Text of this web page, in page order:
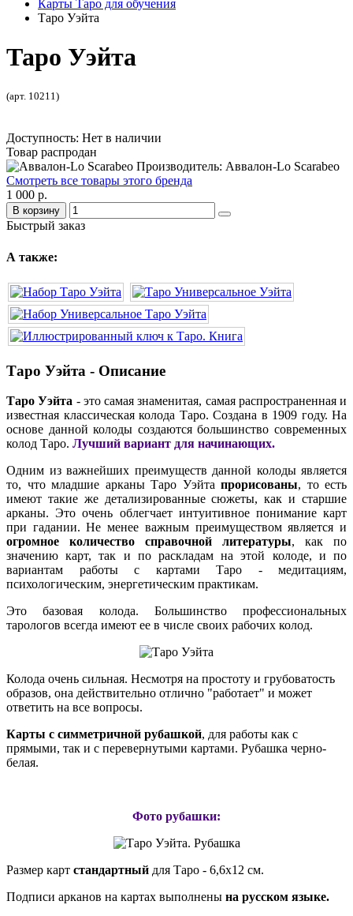
Карты Таро для обучения
Таро Уэйта
Таро Уэйта
(арт. 10211)
Доступность: Нет в наличии
Товар распродан
Производитель: Аввалон-Lo Scarabeo
Смотреть все товары этого бренда
1 000 р.
В корзину
Быстрый заказ
А также:
Таро Уэйта - Описание
Таро Уэйта - это самая знаменитая, самая распространенная и
известная классическая колода Таро. Создана в 1909 году. На
основе данной колоды создаются большинство современных
колод Таро. Лучший вариант для начинающих.
Одним из важнейших преимуществ данной колоды является
то, что младшие арканы Таро Уэйта прорисованы, то есть
имеют такие же детализированные сюжеты, как и старшие
арканы. Это очень облегчает интуитивное понимание карт
при гадании. Не менее важным преимуществом является и
огромное количество справочной литературы, как по
значению карт, так и по раскладам на этой колоде, и по
вариантам работы с картами Таро - медитациям,
психологическим, энергетическим практикам.
Это базовая колода. Большинство профессиональных
тарологов всегда имеют ее в числе своих рабочих колод.
Колода очень сильная. Несмотря на простоту и грубоватость
образов, она действительно отлично "работает" и может
ответить на все вопросы.
Карты с симметричной рубашкой, для работы как с
прямыми, так и с перевернутыми картами. Рубашка черно-
белая.
Фото рубашки:
Размер карт стандартный для Таро - 6,6х12 см.
Подписи арканов на картах выполнены на русском языке.